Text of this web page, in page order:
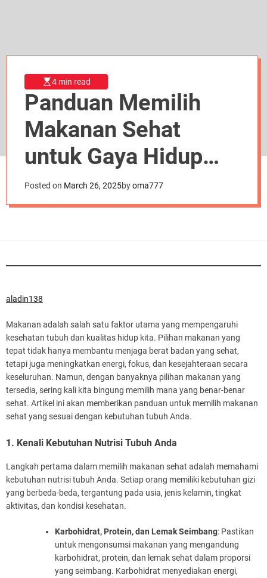
4 min read
Panduan Memilih
Makanan Sehat
untuk Gaya Hidup
yang Lebih Baik
Posted on March 26, 2025byoma777
aladin138
Makanan adalah salah satu faktor utama yang mempengaruhi
kesehatan tubuh dan kualitas hidup kita. Pilihan makanan yang
tepat tidak hanya membantu menjaga berat badan yang sehat,
tetapi juga meningkatkan energi, fokus, dan kesejahteraan secara
keseluruhan. Namun, dengan banyaknya pilihan makanan yang
tersedia, sering kali kita bingung memilih mana yang benar-benar
sehat. Artikel ini akan memberikan panduan untuk memilih makanan
sehat yang sesuai dengan kebutuhan tubuh Anda.
1. Kenali Kebutuhan Nutrisi Tubuh Anda
Langkah pertama dalam memilih makanan sehat adalah memahami
kebutuhan nutrisi tubuh Anda. Setiap orang memiliki kebutuhan gizi
yang berbeda-beda, tergantung pada usia, jenis kelamin, tingkat
aktivitas, dan kondisi kesehatan.
Karbohidrat, Protein, dan Lemak Seimbang: Pastikan
untuk mengonsumsi makanan yang mengandung
karbohidrat, protein, dan lemak sehat dalam proporsi
yang seimbang. Karbohidrat menyediakan energi,